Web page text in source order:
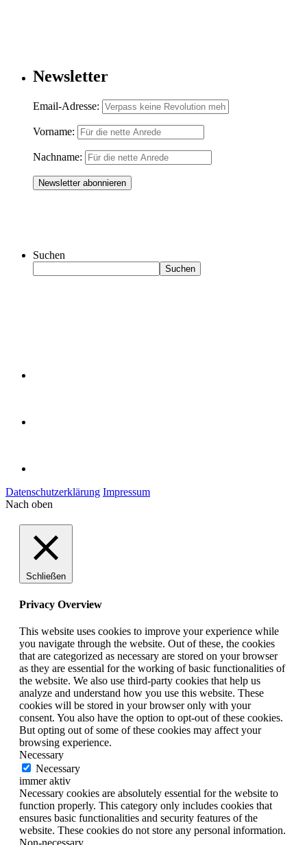
Newsletter
Email-Adresse:
Vorname:
Nachname:
Suchen
Suchen
Datenschutzerklärung Impressum
Nach oben
Schließen
Privacy Overview
This website uses cookies to improve your experience while
you navigate through the website. Out of these, the cookies
that are categorized as necessary are stored on your browser
as they are essential for the working of basic functionalities of
the website. We also use third-party cookies that help us
analyze and understand how you use this website. These
cookies will be stored in your browser only with your
consent. You also have the option to opt-out of these cookies.
But opting out of some of these cookies may affect your
browsing experience.
Necessary
Necessary
immer aktiv
Necessary cookies are absolutely essential for the website to
function properly. This category only includes cookies that
ensures basic functionalities and security features of the
website. These cookies do not store any personal information.
Non-necessary